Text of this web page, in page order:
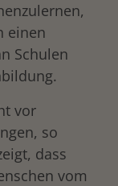
einen
Schulen
vor
so
dass
vom